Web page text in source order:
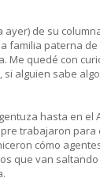
ayer) de su
familia paterna
Me quedé con
si alguien sabe
hasta en el
trabajaron para
cómo
que van